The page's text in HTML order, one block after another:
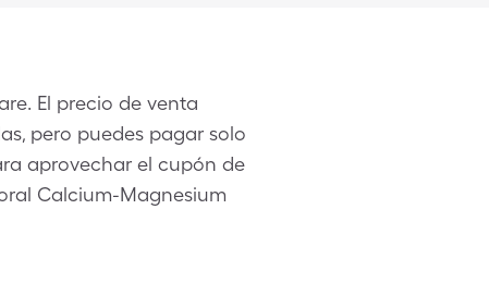
El precio de venta
pero puedes pagar solo
aprovechar el cupón de
Calcium-Magnesium